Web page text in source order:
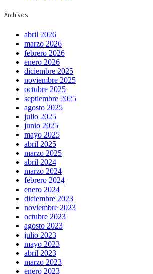
Archivos
abril 2026
marzo 2026
febrero 2026
enero 2026
diciembre 2025
noviembre 2025
octubre 2025
septiembre 2025
agosto 2025
julio 2025
junio 2025
mayo 2025
abril 2025
marzo 2025
abril 2024
marzo 2024
febrero 2024
enero 2024
diciembre 2023
noviembre 2023
octubre 2023
agosto 2023
julio 2023
mayo 2023
abril 2023
marzo 2023
enero 2023